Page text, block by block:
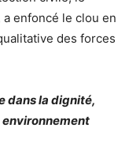
a enfoncé le clou en
des forces
dans la dignité,
environnement